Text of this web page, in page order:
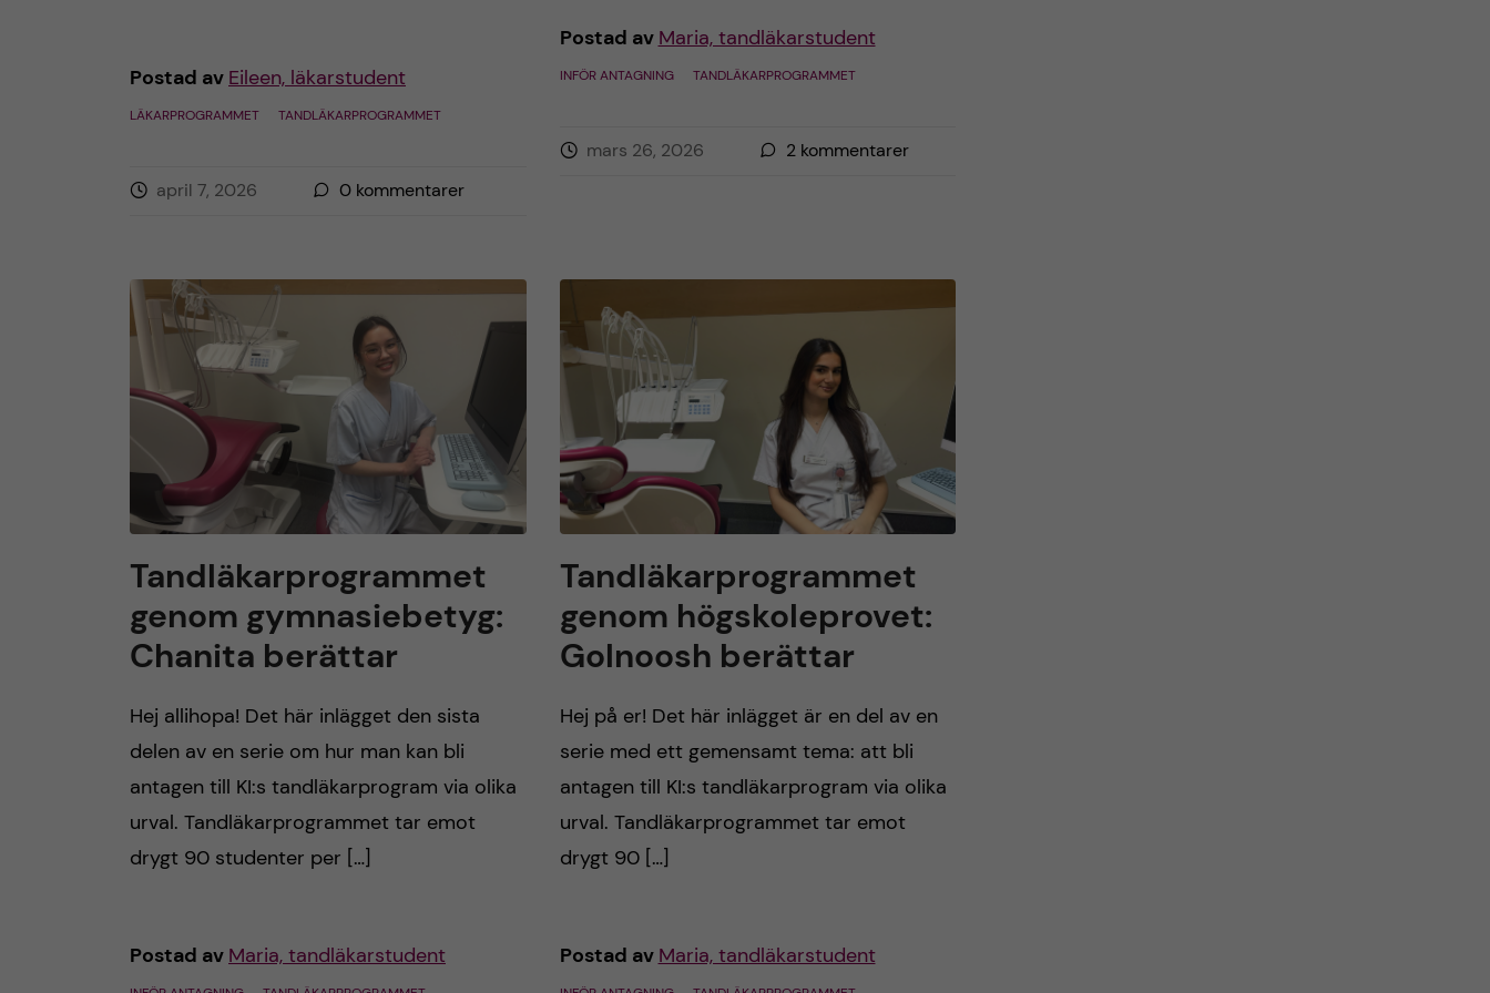
Postad av Eileen, läkarstudent
LÄKARPROGRAMMET TANDLÄKARPROGRAMMET
april 7, 2026 0 kommentarer
Postad av Maria, tandläkarstudent
INFÖR ANTAGNING TANDLÄKARPROGRAMMET
mars 26, 2026 2kommentarer
Tandläkarprogrammet
genom gymnasiebetyg:
Chanita berättar
Hej allihopa! Det här inlägget den sista
delen av en serie om hur man kan bli
antagen till KI:s tandläkarprogram via olika
urval. Tandläkarprogrammet tar emot
drygt 90 studenter per […]
Postad av Maria, tandläkarstudent
Tandläkarprogrammet
genom högskoleprovet:
Golnoosh berättar
Hej på er! Det här inlägget är en del av en
serie med ett gemensamt tema: att bli
antagen till KI:s tandläkarprogram via olika
urval. Tandläkarprogrammet tar emot
drygt 90 […]
Postad av Maria, tandläkarstudent